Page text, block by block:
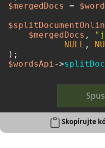
$mergedDocs
=
$mergedDocs ,
NULL ,
$wordsApi->
Skopírujte